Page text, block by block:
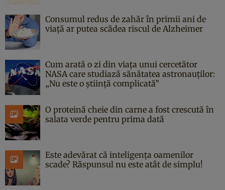
Consumul redus de zahăr în primii ani de
viață ar putea scădea riscul de Alzheimer
Cum arată o zi din viața unui cercetător
NASA care studiază sănătatea astronauților:
„Nu este o știință complicată”
O proteină cheie din carne a fost crescută în
salata verde pentru prima dată
Este adevărat că inteligența oamenilor
scade? Răspunsul nu este atât de simplu!